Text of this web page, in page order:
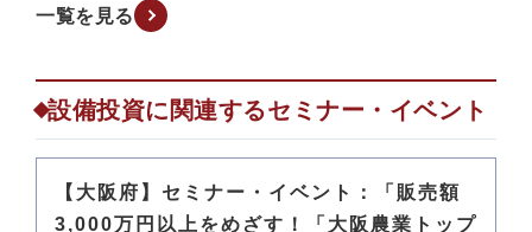
一覧を見る
設備投資に関連するセミナー・イベント
【大阪府】セミナー・イベント：「販売額
3,000万円以上をめざす！「大阪農業トップ